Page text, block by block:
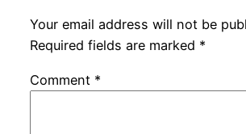
Your email address will not be
Required fields are marked *
Comment *